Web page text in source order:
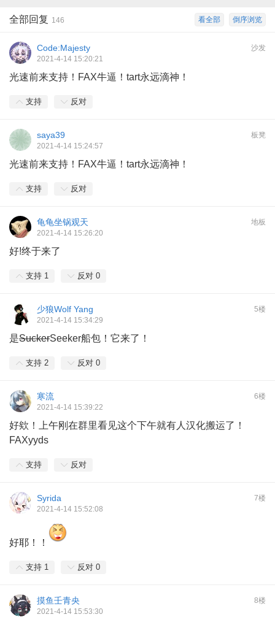
倒序浏览
看全部
全部回复 146
沙发
Code:Majesty
2021-4-14 15:20:21
光速前来支持！FAX牛逼！tart永远滴神！
支持 反对
板凳
saya39
2021-4-14 15:24:57
光速前来支持！FAX牛逼！tart永远滴神！
支持 反对
地板
龟龟坐锅观天
2021-4-14 15:26:20
好!终于来了
支持 1 反对 0
5楼
少狼Wolf Yang
2021-4-14 15:34:29
是SuckerSeeker船包！它来了！
支持 2 反对 0
6楼
寒流
2021-4-14 15:39:22
好欸！上午刚在群里看见这个下午就有人汉化搬运了！
FAXyyds
支持 反对
7楼
Syrida
2021-4-14 15:52:08
好耶！！
支持 1 反对 0
8楼
摸鱼壬青央
2021-4-14 15:53:30